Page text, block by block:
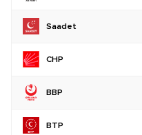
Saadet
CHP
BBP
BTP